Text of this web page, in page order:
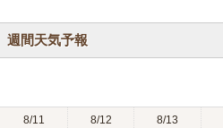
週間天気予報
8/11
8/12
8/13